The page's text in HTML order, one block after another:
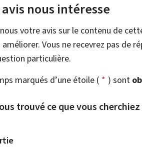
nous intéresse
votre avis sur le contenu de
améliorer. Vous ne recevrez pas de
particulière.
marqués d’une étoile ( * ) sont
trouvé ce que vous cherchiez